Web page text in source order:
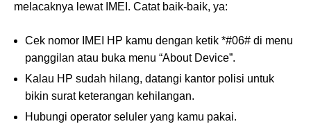
melacaknya lewat IMEI. Catat baik-baik, ya:
Cek nomor IMEI HP kamu dengan ketik *#06# di menu
panggilan atau buka menu “About Device”.
Kalau HP sudah hilang, datangi kantor polisi untuk
bikin surat keterangan kehilangan.
Hubungi operator seluler yang kamu pakai.